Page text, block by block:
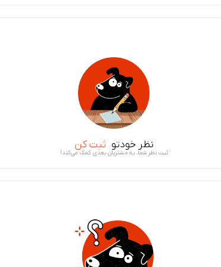
نظر خودتو ثبت کن
ثبت نظر شما، به مشتریان بعدی کمک می‌کند!